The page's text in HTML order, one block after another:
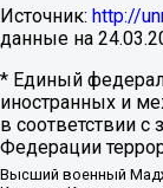
Источник: http://
данные на
* Единый
иностранных и
в соответствии с
Федерации
Высший военный